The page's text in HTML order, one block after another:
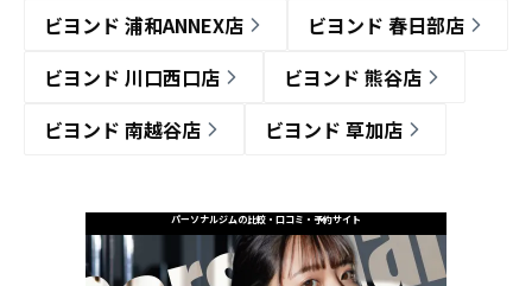
ビヨンド 浦和ANNEX店
ビヨンド 春日部店
ビヨンド 川口西口店
ビヨンド 熊谷店
ビヨンド 南越谷店
ビヨンド 草加店
パーソナルジムの比較・口コミ・予約サイト